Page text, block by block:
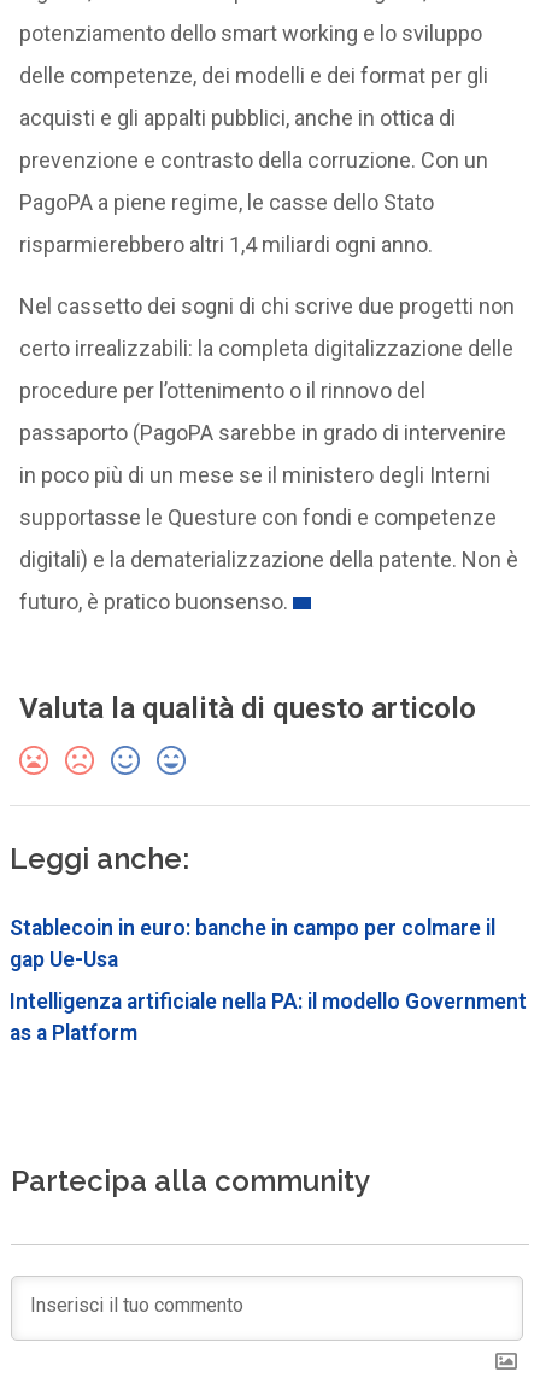
potenziamento dello smart working e lo sviluppo
delle competenze, dei modelli e dei format per gli
acquisti e gli appalti pubblici, anche in ottica di
prevenzione e contrasto della corruzione. Con un
PagoPA a piene regime, le casse dello Stato
risparmierebbero altri 1,4 miliardi ogni anno.
Nel cassetto dei sogni di chi scrive due progetti non
certo irrealizzabili: la completa digitalizzazione delle
procedure per l’ottenimento o il rinnovo del
passaporto (PagoPA sarebbe in grado di intervenire
in poco più di un mese se il ministero degli Interni
supportasse le Questure con fondi e competenze
digitali) e la dematerializzazione della patente. Non è
futuro, è pratico buonsenso.
Valuta la qualità di questo articolo
Leggi anche:
Stablecoin in euro: banche in campo per colmare il
gap Ue-Usa
Intelligenza artificiale nella PA: il modello Government
as a Platform
Partecipa alla community